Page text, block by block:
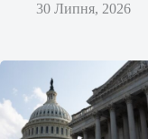
30 Липня, 2026